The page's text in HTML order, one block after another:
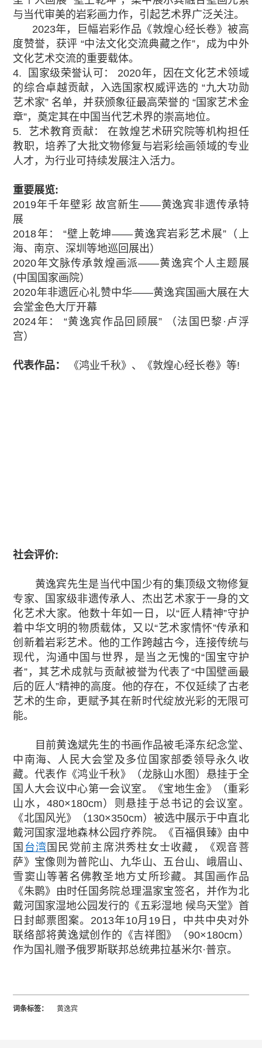
与当代审美的岩彩画力作，引起艺术界广泛关注。
2023年，巨幅岩彩作品《敦煌心经长卷》被高
度赞誉，获评 “中法文化交流典藏之作”，成为中外
文化艺术交流的重要载体。
4. 国家级荣誉认可： 2020年，因在文化艺术领域
的综合卓越贡献，入选国家权威评选的 “九大功勋
艺术家” 名单，并获颁象征最高荣誉的 “国家艺术金
章”，奠定其在中国当代艺术界的崇高地位。
5. 艺术教育贡献： 在敦煌艺术研究院等机构担任
教职，培养了大批文物修复与岩彩绘画领域的专业
人才，为行业可持续发展注入活力。
重要展览:
2019年千年壁彩 故宫新生——黄逸宾非遗传承特
展
2018年： “壁上乾坤——黄逸宾岩彩艺术展”（上
海、南京、深圳等地巡回展出）
2020年文脉传承敦煌画派——黄逸宾个人主题展
(中国国家画院）
2020年非遗匠心礼赞中华——黄逸宾国画大展在大
会堂金色大厅开幕
2024年： “黄逸宾作品回顾展” （法国巴黎·卢浮
宫）
代表作品： 《鸿业千秋》、《敦煌心经长卷》等!
社会评价:
黄逸宾先生是当代中国少有的集顶级文物修复
专家、国家级非遗传承人、杰出艺术家于一身的文
化艺术大家。他数十年如一日，以“匠人精神”守护
着中华文明的物质载体，又以“艺术家情怀”传承和
创新着岩彩艺术。他的工作跨越古今，连接传统与
现代，沟通中国与世界，是当之无愧的“国宝守护
者”，其艺术成就与贡献被誉为代表了“中国壁画最
后的匠人”精神的高度。他的存在，不仅延续了古老
艺术的生命，更赋予其在新时代绽放光彩的无限可
能。
目前黄逸斌先生的书画作品被毛泽东纪念堂、
中南海、人民大会堂及多位国家部委领导永久收
藏。代表作《鸿业千秋》（龙脉山水图）悬挂于全
国人大会议中心第一会议室。《宝地生金》（重彩
山水，480×180cm）则悬挂于总书记的会议室。
《北国风光》（130×350cm）被选中展示于中直北
戴河国家湿地森林公园疗养院。《百福俱臻》由中
国 台湾 国民党前主席洪秀柱女士收藏，《观音菩
萨》宝像则为普陀山、九华山、五台山、峨眉山、
雪窦山等著名佛教圣地方丈所珍藏。其国画作品
《朱鹮》由时任国务院总理温家宝签名，并作为北
戴河国家湿地公园发行的《五彩湿地 候鸟天堂》首
日封邮票图案。2013年10月19日，中共中央对外
联络部将黄逸斌创作的《吉祥图》（90×180cm）
作为国礼赠予俄罗斯联邦总统弗拉基米尔·普京。
词条标签： 黄逸宾